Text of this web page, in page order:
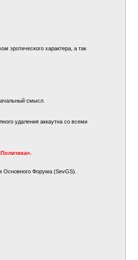
эротического характера, а так
смысл.
удаления аккаутна со всеми
Основного Форума (SevGS).